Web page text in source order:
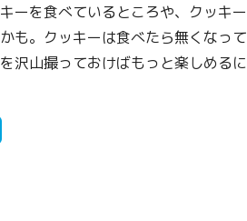
ーを食べているところや、クッキー
も。クッキーは食べたら無くなって
沢山撮っておけばもっと楽しめるに